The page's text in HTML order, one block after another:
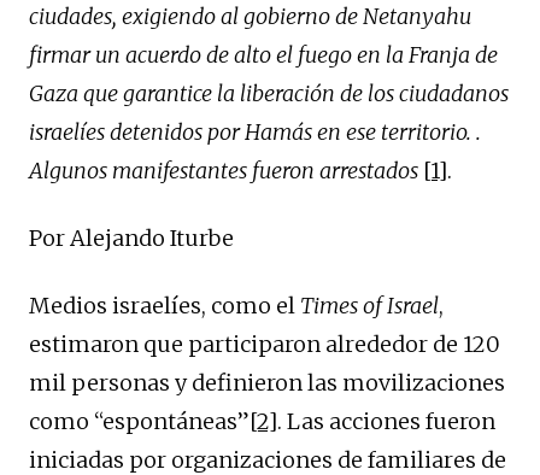
ciudades, exigiendo al gobierno de Netanyahu
firmar un acuerdo de alto el fuego en la Franja de
Gaza que garantice la liberación de los ciudadanos
israelíes detenidos por Hamás en ese territorio. .
Algunos manifestantes fueron arrestados [1].
Por Alejando Iturbe
Medios israelíes, como el Times of Israel,
estimaron que participaron alrededor de 120
mil personas y definieron las movilizaciones
como “espontáneas”[2]. Las acciones fueron
iniciadas por organizaciones de familiares de